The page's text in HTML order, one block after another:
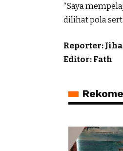
“Saya
dilihat pola
Reporter:
Editor: Fath